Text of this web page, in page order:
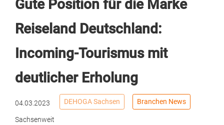
Gute Position für die Marke
Reiseland Deutschland:
Incoming-Tourismus mit
deutlicher Erholung
04.03.2023 DEHOGA Sachsen Branchen News
Sachsenweit